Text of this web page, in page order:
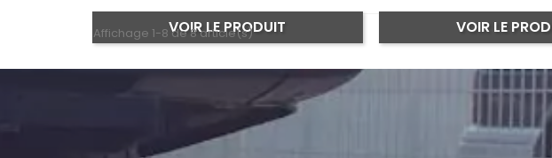
VOIR LE PRODUIT VOIR LE
Affichage 1-8 de 8 article(s)